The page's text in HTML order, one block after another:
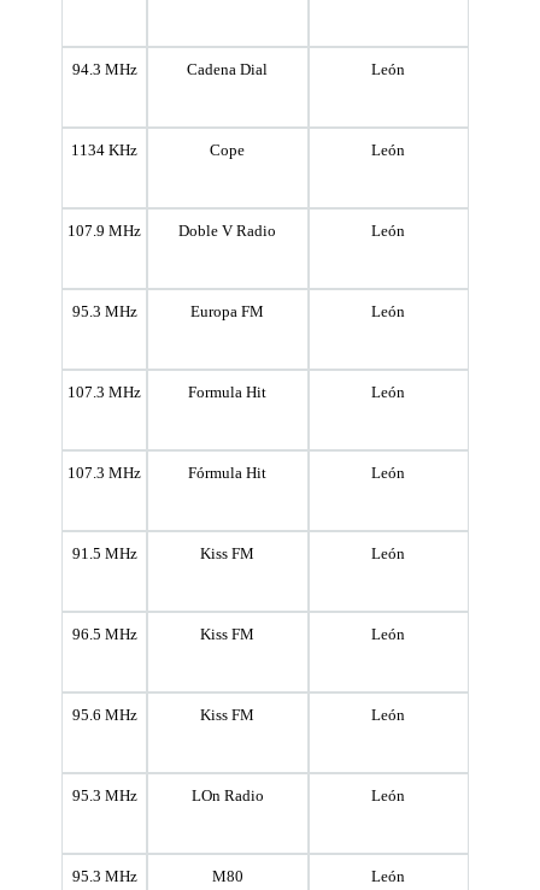
94.3 MHz Cadena Dial León
1134 KHz Cope León
107.9 MHz Doble V Radio León
95.3 MHz Europa FM León
107.3 MHz Formula Hit León
107.3 MHz Fórmula Hit León
91.5 MHz Kiss FM León
96.5 MHz Kiss FM León
95.6 MHz Kiss FM León
95.3 MHz LOn Radio León
95.3 MHz M80 León